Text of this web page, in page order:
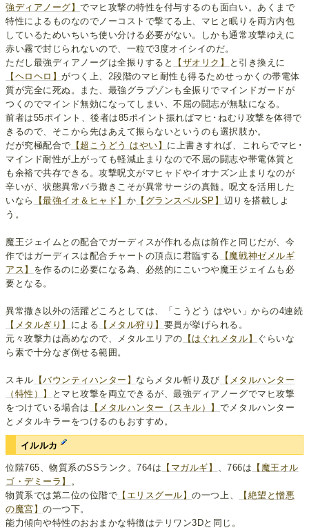
強ディアノーグ】でマヒ攻撃の特性を付与するのも面白い。あくまで
特性によるものなのでノーコストで撃てる上、マヒと眠りを両方内包
しているためいちいち使い分ける必要がない。しかも通常攻撃ゆえに
赤い霧で封じられないので、一粒で3度オイシイのだ。
ただし最強ディアノーグは全振りすると
【ザオリク】
と引き換えに
【ヘロヘロ】がつく上、2段階のマヒ耐性も得るためせっかくの帯電体
質が完全に死ぬ。また、最強グラブゾンも全振りでマインドガードが
つくのでマインド無効になってしまい、不屈の闘志が無駄になる。
前者は55ポイント、後者は85ポイント振ればマヒ･ねむり攻撃を体得で
きるので、そこから先はあえて振らないというのも選択肢か。
だが究極配合で 【超こうどう はやい】 に上書きすれば、これらでマヒ･
マインド耐性が上がっても軽減止まりなので不屈の闘志や帯電体質と
も余裕で共存できる。攻撃呪文がマヒャドやイオナズン止まりなのが
辛いが、状態異常バラ撒きこそが異常サージの真髄。呪文を活用した
いなら
【最強イオ＆ヒャド】 か 【グランスペルSP】 辺りを搭載しよ
う。
魔王ジェイムとの配合でガーディスが作れる点は前作と同じだが、今
作ではガーディスは配合チャートの頂点に君臨する
【魔戦神ゼメルギ
アス】 を作るのに必要になる為、必然的にこいつや魔王ジェイムも必
要となる。
異常撒き以外の活躍どころとしては、「こうどう はやい」からの4連続
【メタルぎり】 による 【メタル狩り】 要員が挙げられる。
元々攻撃力は高めなので、メタルエリアの 【はぐれメタル】
ぐらいな
ら素で十分なぎ倒せる範囲。
スキル 【バウンティハンター】 ならメタル斬り及び 【メタルハンター
（特性）】
とマヒ攻撃を両立できるが、最強ディアノーグでマヒ攻撃
をつけている場合は
【メタルハンター（スキル）】 でメタルハンター
とメタルキラーをつけるのもおすすめ。
イルルカ
位階765、物質系のSSランク。764は 【マガルギ】 、766は 【魔王オル
ゴ・デミーラ】 。
物質系では第二位の位階で 【エリスグール】の一つ上、
【絶望と憎悪
の魔宮】の一つ下。
能力傾向や特性のおおまかな特徴はテリワン3Dと同じ。